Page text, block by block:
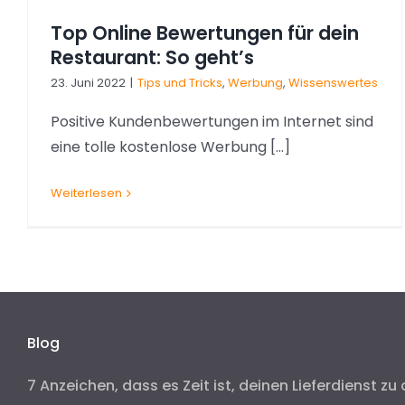
Top Online Bewertungen für dein
Restaurant: So geht’s
23. Juni 2022 | Tips und Tricks, Werbung, Wissenswertes
Positive Kundenbewertungen im Internet sind
eine tolle kostenlose Werbung [...]
Weiterlesen
Blog
7 Anzeichen, dass es Zeit ist, deinen Lieferdienst